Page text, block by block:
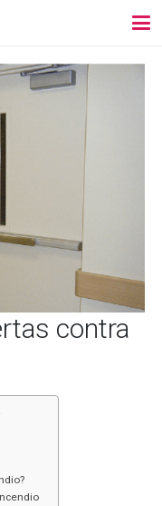
contra